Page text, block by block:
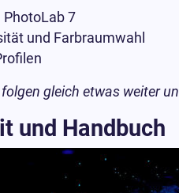
7
und Farbraumwahl
gleich etwas weiter
und Handbuch